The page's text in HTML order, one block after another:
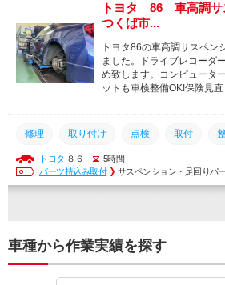
トヨタ 86 車高調サ
つくば市...
トヨタ86の車高調サスペン
ました。ドライブレコーダ
め致します。コンピュータ
ットも車検整備OK!保険見
修理 取り付け 点検 取付
トヨタ ８６
5時間
パーツ持込み取付
サスペンション・足回りパ
車種から作業実績を探す